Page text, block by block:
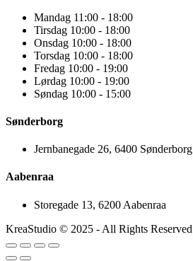
Mandag 11:00 - 18:00
Tirsdag 10:00 - 18:00
Onsdag 10:00 - 18:00
Torsdag 10:00 - 18:00
Fredag 10:00 - 19:00
Lørdag 10:00 - 19:00
Søndag 10:00 - 15:00
Sønderborg
Jernbanegade 26, 6400 Sønderborg
Aabenraa
Storegade 13, 6200 Aabenraa
KreaStudio © 2025 - All Rights Reserved